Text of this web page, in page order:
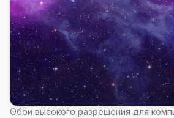
Обои высокого разрешения для